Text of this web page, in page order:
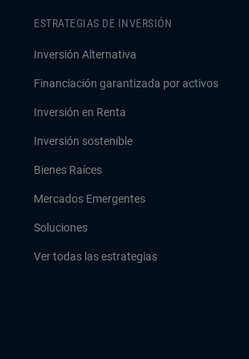
ESTRATEGIAS DE INVERSIÓN
Inversión Alternativa
Financiación garantizada por activos
Inversión en Renta
Inversión sostenible
Bienes Raíces
Mercados Emergentes
Soluciones
Ver todas las estrategias